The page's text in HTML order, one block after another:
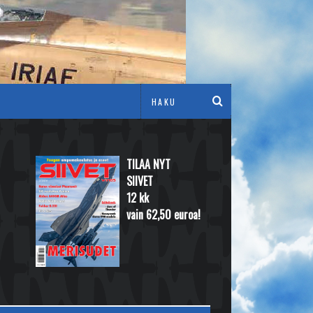
TILAA NYT
SIIVET
12 kk
vain 62,50 euroa!